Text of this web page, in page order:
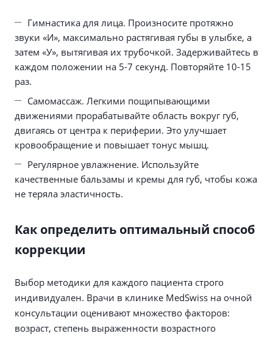
Гимнастика для лица. Произносите протяжно
звуки «И», максимально растягивая губы в улыбке, а
затем «У», вытягивая их трубочкой. Задерживайтесь в
каждом положении на 5-7 секунд. Повторяйте 10-15
раз.
Самомассаж. Легкими пощипывающими
движениями прорабатывайте область вокруг губ,
двигаясь от центра к периферии. Это улучшает
кровообращение и повышает тонус мышц.
Регулярное увлажнение. Используйте
качественные бальзамы и кремы для губ, чтобы кожа
не теряла эластичность.
Как определить оптимальный способ
коррекции
Выбор методики для каждого пациента строго
индивидуален. Врачи в клинике MedSwiss на очной
консультации оценивают множество факторов:
возраст, степень выраженности возрастного